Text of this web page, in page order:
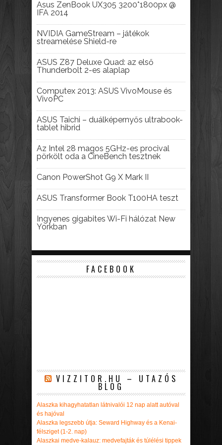
Asus ZenBook UX305 3200*1800px @
IFA 2014
NVIDIA GameStream – játékok
streamelése Shield-re
ASUS Z87 Deluxe Quad: az első
Thunderbolt 2-es alaplap
Computex 2013: ASUS VivoMouse és
VivoPC
ASUS Taichi – duálképernyős ultrabook-
tablet hibrid
Az Intel 28 magos 5GHz-es procival
pörkölt oda a CineBench tesztnek
Canon PowerShot G9 X Mark II
ASUS Transformer Book T100HA teszt
Ingyenes gigabites Wi-Fi hálózat New
Yorkban
FACEBOOK
VIZZITOR.HU – UTAZÓS
BLOG
Alaszka kihagyhatatlan látnivalói 12 nap alatt autóval
és hajóval
Alaszka legszebb útja: Seward Highway és a Kenai-
félsziget (1-2. nap)
Alaszkai medve-kalauz: medvefajták és túlélési tippek